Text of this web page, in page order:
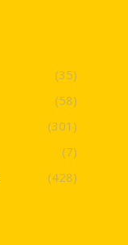
(35)
(58)
(301)
(7)
(428)